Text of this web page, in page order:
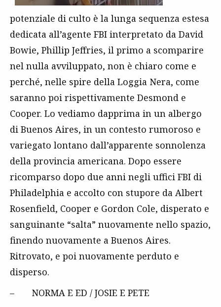
potenziale di culto è la lunga sequenza estesa
dedicata all’agente FBI interpretato da David
Bowie, Phillip Jeffries, il primo a scomparire
nel nulla avviluppato, non è chiaro come e
perché, nelle spire della Loggia Nera, come
saranno poi rispettivamente Desmond e
Cooper. Lo vediamo dapprima in un albergo
di Buenos Aires, in un contesto rumoroso e
variegato lontano dall’apparente sonnolenza
della provincia americana. Dopo essere
ricomparso dopo due anni negli uffici FBI di
Philadelphia e accolto con stupore da Albert
Rosenfield, Cooper e Gordon Cole, disperato e
sanguinante “salta” nuovamente nello spazio,
finendo nuovamente a Buenos Aires.
Ritrovato, e poi nuovamente perduto e
disperso.
– NORMA E ED / JOSIE E PETE